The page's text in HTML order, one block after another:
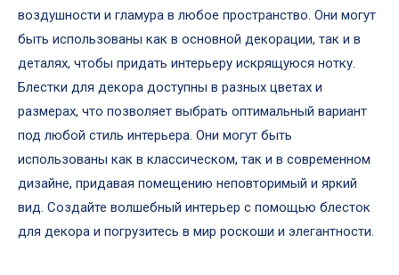
воздушности и гламура в любое пространство. Они могут
быть использованы как в основной декорации, так и в
деталях, чтобы придать интерьеру искрящуюся нотку.
Блестки для декора доступны в разных цветах и
размерах, что позволяет выбрать оптимальный вариант
под любой стиль интерьера. Они могут быть
использованы как в классическом, так и в современном
дизайне, придавая помещению неповторимый и яркий
вид. Создайте волшебный интерьер с помощью блесток
для декора и погрузитесь в мир роскоши и элегантности.